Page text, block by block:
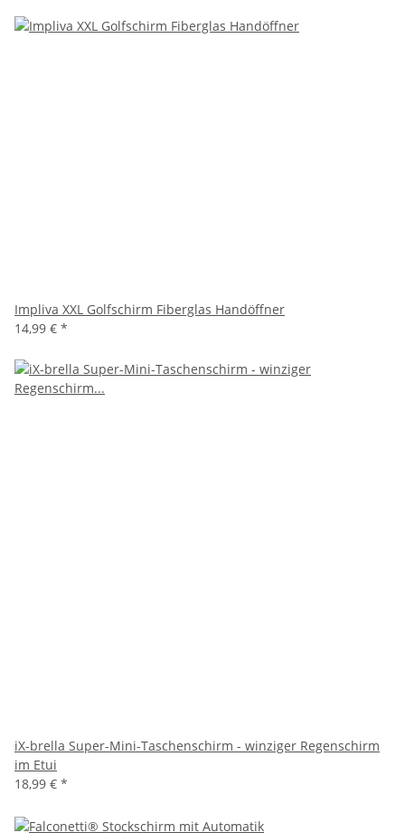
Impliva XXL Golfschirm Fiberglas Handöffner
14,99 € *
iX-brella Super-Mini-Taschenschirm - winziger Regenschirm
im Etui
18,99 € *